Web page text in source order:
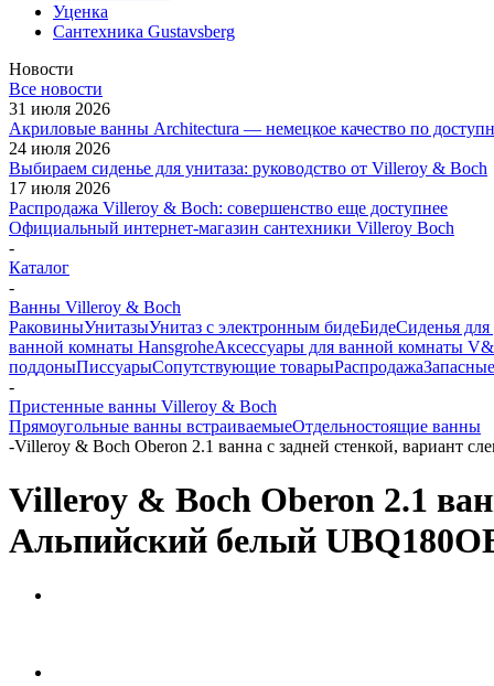
Уценка
Сантехника Gustavsberg
Новости
Все новости
31 июля 2026
Акриловые ванны Architectura — немецкое качество по
24 июля 2026
Выбираем сиденье для унитаза: руководство от Villeroy & Boch
17 июля 2026
Распродажа Villeroy & Boch: совершенство еще доступнее
Официальный интернет-магазин сантехники Villeroy Boch
-
Каталог
-
Ванны Villeroy & Boch
РаковиныУнитазыУнитаз с электронным бидеБидеСиденья для
ванной комнаты HansgroheАксессуары для ванной комнаты
поддоныПиссуарыСопутствующие товарыРаспродажа
-
Пристенные ванны Villeroy & Boch
Прямоугольные ванны встраиваемыеОтдельностоящие ванны
-Villeroy & Boch Oberon 2.1 ванна с задней стенкой, вариант
Villeroy & Boch Oberon 2.1
Альпийский белый